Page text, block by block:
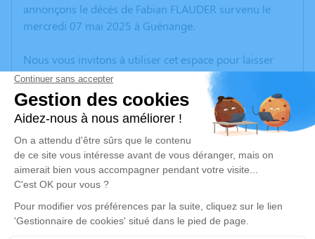
annonçons le décès de Fabian FLAUDER survenu le
mercredi 07 mai 2025 à Guénange.
Nous vous invitons à utiliser cet espace pour laisser
vos condoléances, partager des photos souvenirs, une
anecdote ou exprimer vos pensées à travers des
poèmes ou des textes. Cet endroit est un lieu
d'expression dédié à honorer la mémoire de Fabian
FLAUDER.
Un service de plantation d’arbre hommage est
disponible ici.
Je rends hommage